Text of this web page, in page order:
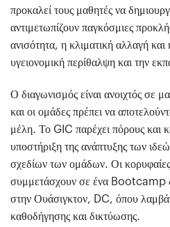
προκαλεί τους μαθητές να
αντιμετωπίζουν παγκόσμιες
ανισότητα, η κλιματική αλλαγή
υγειονομική περίθαλψη και την
Ο διαγωνισμός είναι ανοιχτός σε
και οι ομάδες πρέπει να
μέλη. Το GIC παρέχει πόρους και
υποστήριξη της ανάπτυξης των
σχεδίων των ομάδων. Οι
συμμετάσχουν σε ένα Bootcamp
στην Ουάσιγκτον, DC, όπου
καθοδήγησης και δικτύωσης.